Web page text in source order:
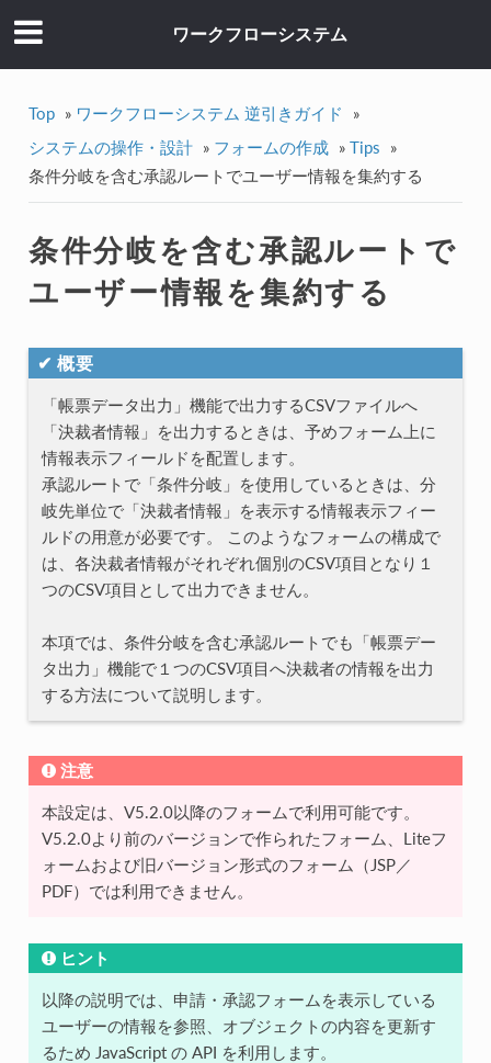
ワークフローシステム
Top » ワークフローシステム 逆引きガイド
»
システムの操作・設計 » フォームの作成 » Tips
»
条件分岐を含む承認ルートでユーザー情報を集約する
条件分岐を含む承認ルートで
ユーザー情報を集約する
✔ 概要
「帳票データ出力」機能で出力するCSVファイルへ
「決裁者情報」を出力するときは、予めフォーム上に
情報表示フィールドを配置します。
承認ルートで「条件分岐」を使用しているときは、分
岐先単位で「決裁者情報」を表示する情報表示フィー
ルドの用意が必要です。 このようなフォームの構成で
は、各決裁者情報がそれぞれ個別のCSV項目となり１
つのCSV項目として出力できません。
本項では、条件分岐を含む承認ルートでも「帳票デー
タ出力」機能で１つのCSV項目へ決裁者の情報を出力
する方法について説明します。
注意
本設定は、V5.2.0以降のフォームで利用可能です。
V5.2.0より前のバージョンで作られたフォーム、Liteフ
ォームおよび旧バージョン形式のフォーム（JSP／
PDF）では利用できません。
ヒント
以降の説明では、申請・承認フォームを表示している
ユーザーの情報を参照、オブジェクトの内容を更新す
るため JavaScript の API を利用します。